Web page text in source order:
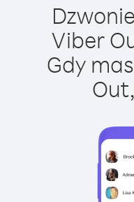
Viber
Gdy